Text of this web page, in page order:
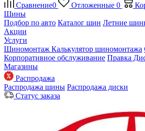
Сравнение0 Отложенные 0
Шины
Подбор по авто Каталог шин Летние
Акции
Услуги
Шиномонтаж Калькулятор шиномонтажа
Корпоративное обслуживание Правка
Магазины
Распродажа
Распродажа шины Распродажа диски
Статус заказа